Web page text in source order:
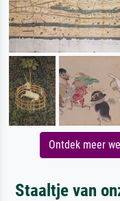
Ontdek meer
Staaltje van